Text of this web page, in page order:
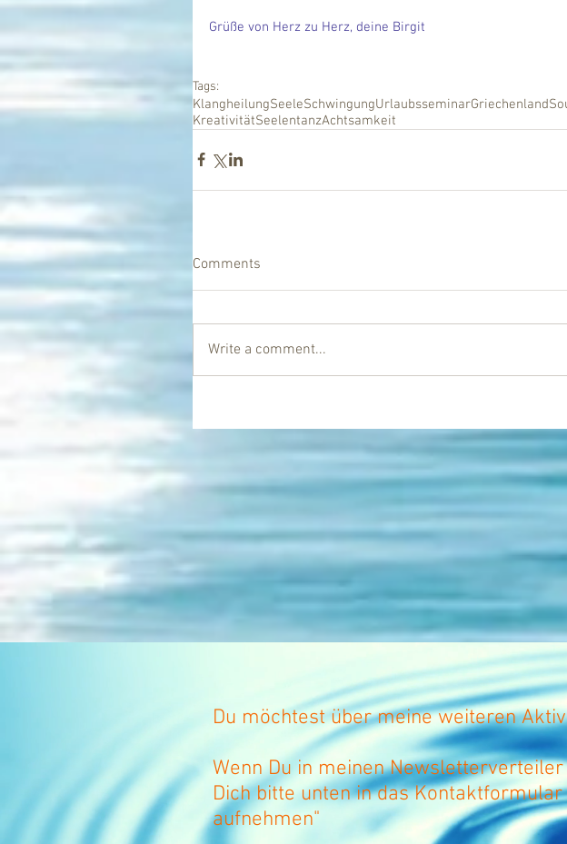
Grüße von Herz zu Herz, deine Birgit
Tags:
KlangheilungSeeleSchwingungUrlaubsseminarGriechenland
KreativitätSeelentanzAchtsamkeit
Comments
Write a comment...
Du möchtest über meine weiteren
Wenn Du in meinen
Dich bitte unten in das
aufnehmen"